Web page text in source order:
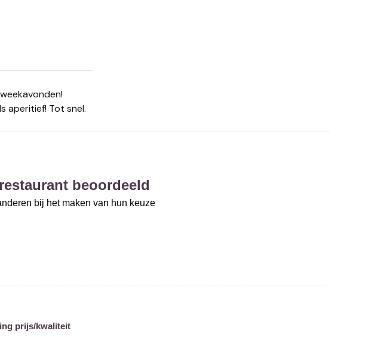
aperitief! Tot snel.
beoordeeld
bij het maken van hun keuze
prijs/kwaliteit